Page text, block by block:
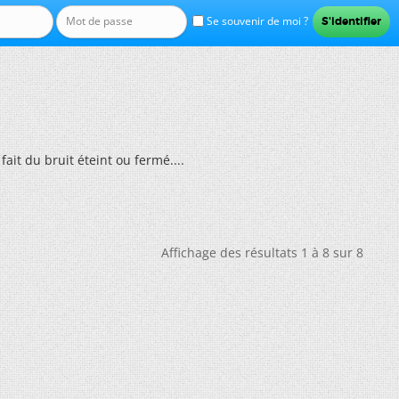
Se souvenir de moi ?
du bruit éteint ou fermé....
Affichage des résultats 1 à 8 sur 8